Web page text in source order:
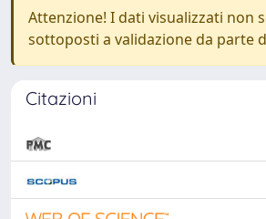
Attenzione! I dati visualizzati non
sottoposti a validazione da parte
Citazioni